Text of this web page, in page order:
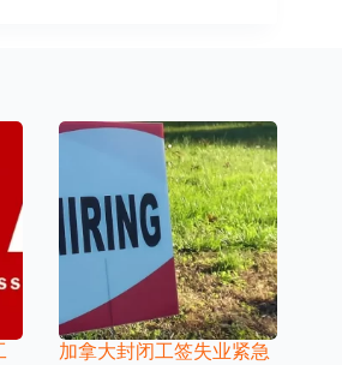
加拿大封闭工签失业紧急